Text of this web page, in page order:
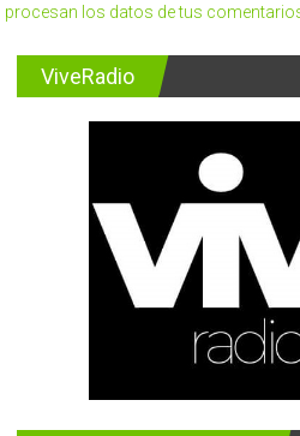
procesan los datos de tus
ViveRadio